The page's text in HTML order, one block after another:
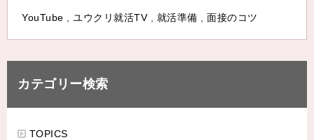
YouTube ユウクリ就活TV, 就活準備 面接のコツ
カテゴリー検索
TOPICS